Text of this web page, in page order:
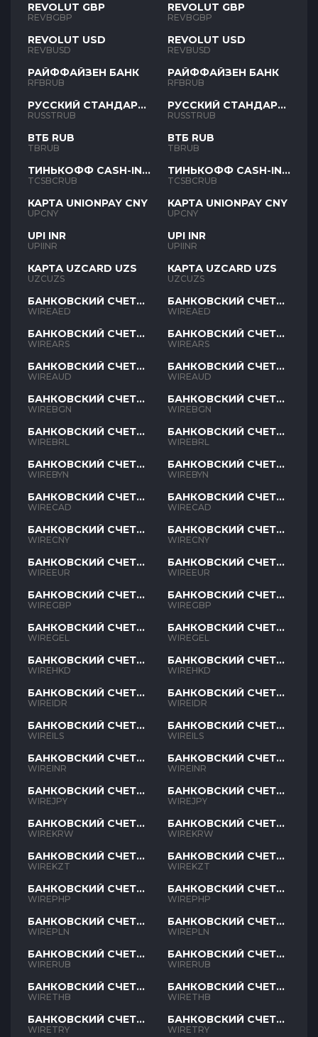
REVOLUT GBP
REVBGBP
REVOLUT USD
REVBUSD
РАЙФФАЙЗЕН БАНК
RFBRUB
РУССКИЙ СТАНДАРТ
RUB
RUSSTRUB
ВТБ RUB
TBRUB
ТИНЬКОФФ CASH-IN
RUB
TCSBCRUB
КАРТА UNIONPAY CNY
UPCNY
UPI INR
UPIINR
КАРТА UZCARD UZS
UZCUZS
БАНКОВСКИЙ СЧЕТ
AED
WIREAED
БАНКОВСКИЙ СЧЕТ
ARS
WIREARS
БАНКОВСКИЙ СЧЕТ
AUD
WIREAUD
БАНКОВСКИЙ СЧЕТ
BGN
WIREBGN
БАНКОВСКИЙ СЧЕТ
BRL
WIREBRL
БАНКОВСКИЙ СЧЕТ
BYN
WIREBYN
БАНКОВСКИЙ СЧЕТ
CAD
WIRECAD
БАНКОВСКИЙ СЧЕТ
CNY
WIRECNY
БАНКОВСКИЙ СЧЕТ
EUR
WIREEUR
БАНКОВСКИЙ СЧЕТ
GBP
WIREGBP
БАНКОВСКИЙ СЧЕТ
GEL
WIREGEL
БАНКОВСКИЙ СЧЕТ
HKD
WIREHKD
БАНКОВСКИЙ СЧЕТ
IDR
WIREIDR
БАНКОВСКИЙ СЧЕТ
ILS
WIREILS
БАНКОВСКИЙ СЧЕТ
INR
WIREINR
БАНКОВСКИЙ СЧЕТ
JPY
WIREJPY
БАНКОВСКИЙ СЧЕТ
KRW
WIREKRW
БАНКОВСКИЙ СЧЕТ
KZT
WIREKZT
БАНКОВСКИЙ СЧЕТ
PHP
WIREPHP
БАНКОВСКИЙ СЧЕТ
PLN
WIREPLN
БАНКОВСКИЙ СЧЕТ
RUB
WIRERUB
БАНКОВСКИЙ СЧЕТ
THB
WIRETHB
БАНКОВСКИЙ СЧЕТ
TRY
WIRETRY
REVOLUT GBP
REVBGBP
REVOLUT USD
REVBUSD
РАЙФФАЙЗЕН БАНК
RFBRUB
РУССКИЙ СТАНДАРТ
RUB
RUSSTRUB
ВТБ RUB
TBRUB
ТИНЬКОФФ CASH-IN
RUB
TCSBCRUB
КАРТА UNIONPAY CNY
UPCNY
UPI INR
UPIINR
КАРТА UZCARD UZS
UZCUZS
БАНКОВСКИЙ СЧЕТ
AED
WIREAED
БАНКОВСКИЙ СЧЕТ
ARS
WIREARS
БАНКОВСКИЙ СЧЕТ
AUD
WIREAUD
БАНКОВСКИЙ СЧЕТ
BGN
WIREBGN
БАНКОВСКИЙ СЧЕТ
BRL
WIREBRL
БАНКОВСКИЙ СЧЕТ
BYN
WIREBYN
БАНКОВСКИЙ СЧЕТ
CAD
WIRECAD
БАНКОВСКИЙ СЧЕТ
CNY
WIRECNY
БАНКОВСКИЙ СЧЕТ
EUR
WIREEUR
БАНКОВСКИЙ СЧЕТ
GBP
WIREGBP
БАНКОВСКИЙ СЧЕТ
GEL
WIREGEL
БАНКОВСКИЙ СЧЕТ
HKD
WIREHKD
БАНКОВСКИЙ СЧЕТ
IDR
WIREIDR
БАНКОВСКИЙ СЧЕТ
ILS
WIREILS
БАНКОВСКИЙ СЧЕТ
INR
WIREINR
БАНКОВСКИЙ СЧЕТ
JPY
WIREJPY
БАНКОВСКИЙ СЧЕТ
KRW
WIREKRW
БАНКОВСКИЙ СЧЕТ
KZT
WIREKZT
БАНКОВСКИЙ СЧЕТ
PHP
WIREPHP
БАНКОВСКИЙ СЧЕТ
PLN
WIREPLN
БАНКОВСКИЙ СЧЕТ
RUB
WIRERUB
БАНКОВСКИЙ СЧЕТ
THB
WIRETHB
БАНКОВСКИЙ СЧЕТ
TRY
WIRETRY